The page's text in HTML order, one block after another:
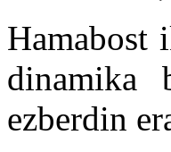
Hamabost
dinamika
ezberdin